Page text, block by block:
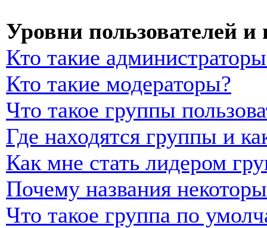
Уровни пользователей
Кто такие
Кто такие модераторы?
Что такое группы
Где находятся группы и
Как мне стать лидером
Почему названия
Что такое группа по